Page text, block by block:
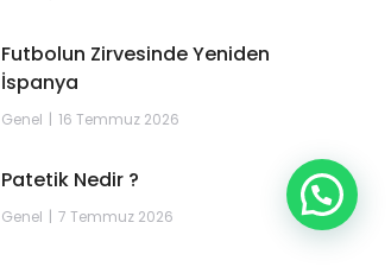
Futbolun Zirvesinde Yeniden
İspanya
Genel 16 Temmuz 2026
Patetik Nedir ?
Genel 7 Temmuz 2026